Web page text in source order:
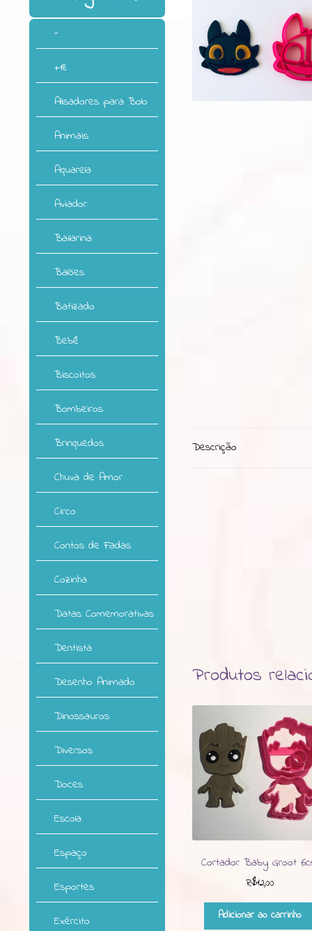
Descrição
Produtos
Cortador Baby Groot
R$12,00
Adicionar ao carrinho
-
+18
Alisadores para Bolo
Animais
Aquarela
Aviador
Bailarina
Balões
Batizado
Bebê
Biscoitos
Bombeiros
Brinquedos
Chuva de Amor
Circo
Contos de Fadas
Cozinha
Datas Comemorativas
Dentista
Desenho Animado
Dinossauros
Diversos
Doces
Escola
Espaço
Esportes
Exército